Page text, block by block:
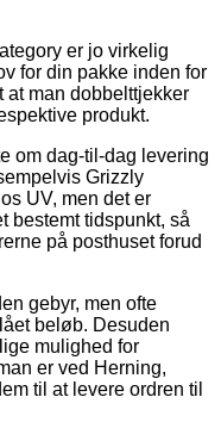
er jo virkelig
for din pakke inden for
at man dobbelttjekker
produkt.
om dag-til-dag levering
Grizzly
UV, men det er
bestemt tidspunkt, så
på posthuset forud
gebyr, men ofte
beløb. Desuden
mulighed for
er ved Herning,
til at levere ordren til